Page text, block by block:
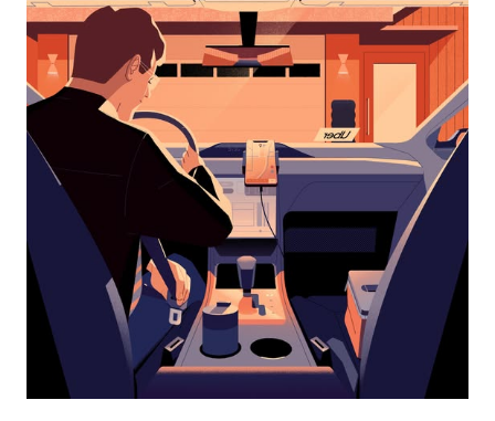
выбрать
дату.
Чтобы
закрыть
календарь,
нажмите
Esc.